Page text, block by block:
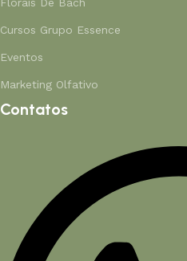
Florais De Bach
Cursos Grupo Essence
Eventos
Marketing Olfativo
Contatos